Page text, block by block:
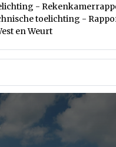
-
toelichting -
en Weurt